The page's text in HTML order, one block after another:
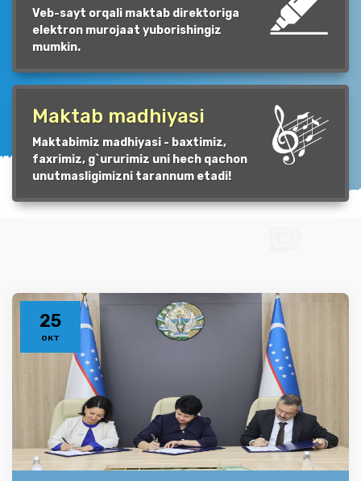
Veb-sayt orqali maktab direktoriga
elektron murojaat yuborishingiz
mumkin.
Maktab madhiyasi
Maktabimiz madhiyasi - baxtimiz,
faxrimiz, g`ururimiz uni hech qachon
unutmasligimizni tarannum etadi!
25
окт